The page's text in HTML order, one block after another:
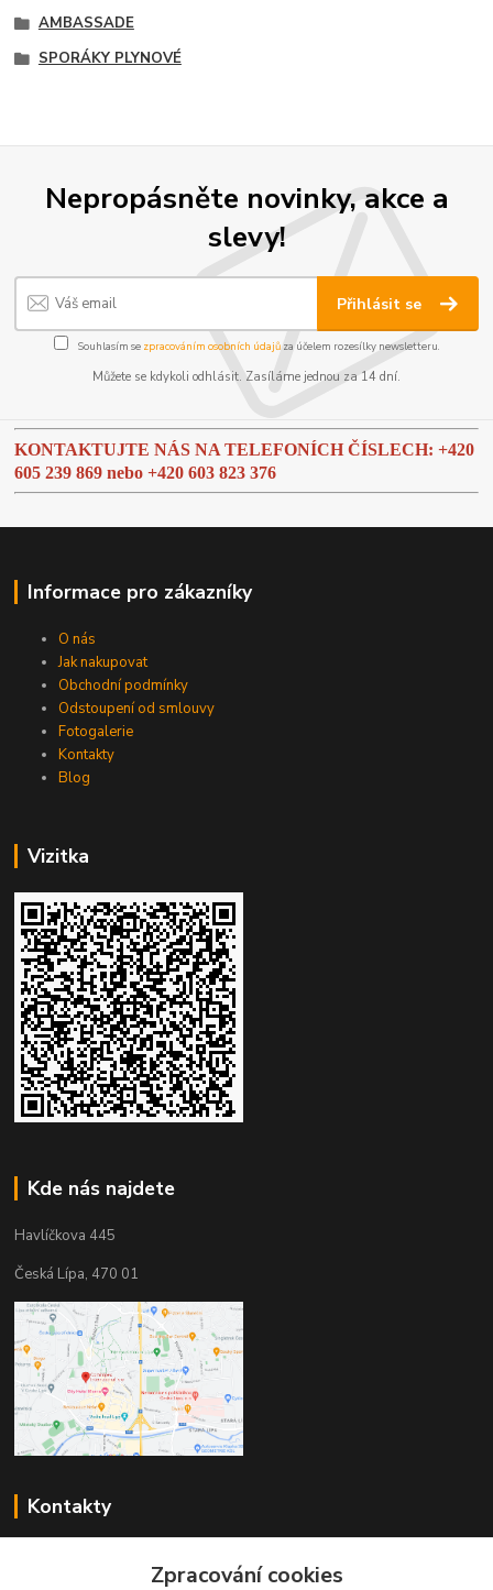
AMBASSADE
SPORÁKY PLYNOVÉ
Nepropásněte novinky, akce a
slevy!
Přihlásit se
Souhlasím se zpracováním osobních údajůza účelem rozesílky newsletteru.
Můžete se kdykoli odhlásit. Zasíláme jednou za 14 dní.
KONTAKTUJTE NÁS NA TELEFONÍCH ČÍSLECH: +420
605 239 869 nebo+420 603 823 376
Informace pro zákazníky
O nás
Jak nakupovat
Obchodní podmínky
Odstoupení od smlouvy
Fotogalerie
Kontakty
Blog
Vizitka
Kde nás najdete
Havlíčkova 445
Česká Lípa, 470 01
Kontakty
+420 603 823 376
Zpracování cookies